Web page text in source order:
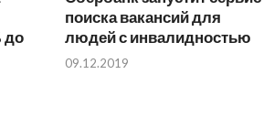
до
поиска вакансий для
людей с инвалидностью
09.12.2019